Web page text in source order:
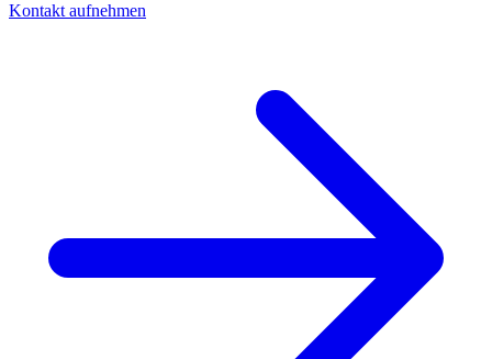
Kontakt aufnehmen